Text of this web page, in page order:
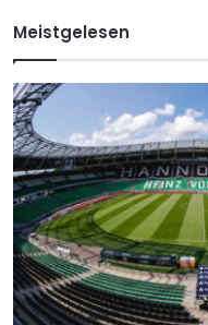
Meistgelesen